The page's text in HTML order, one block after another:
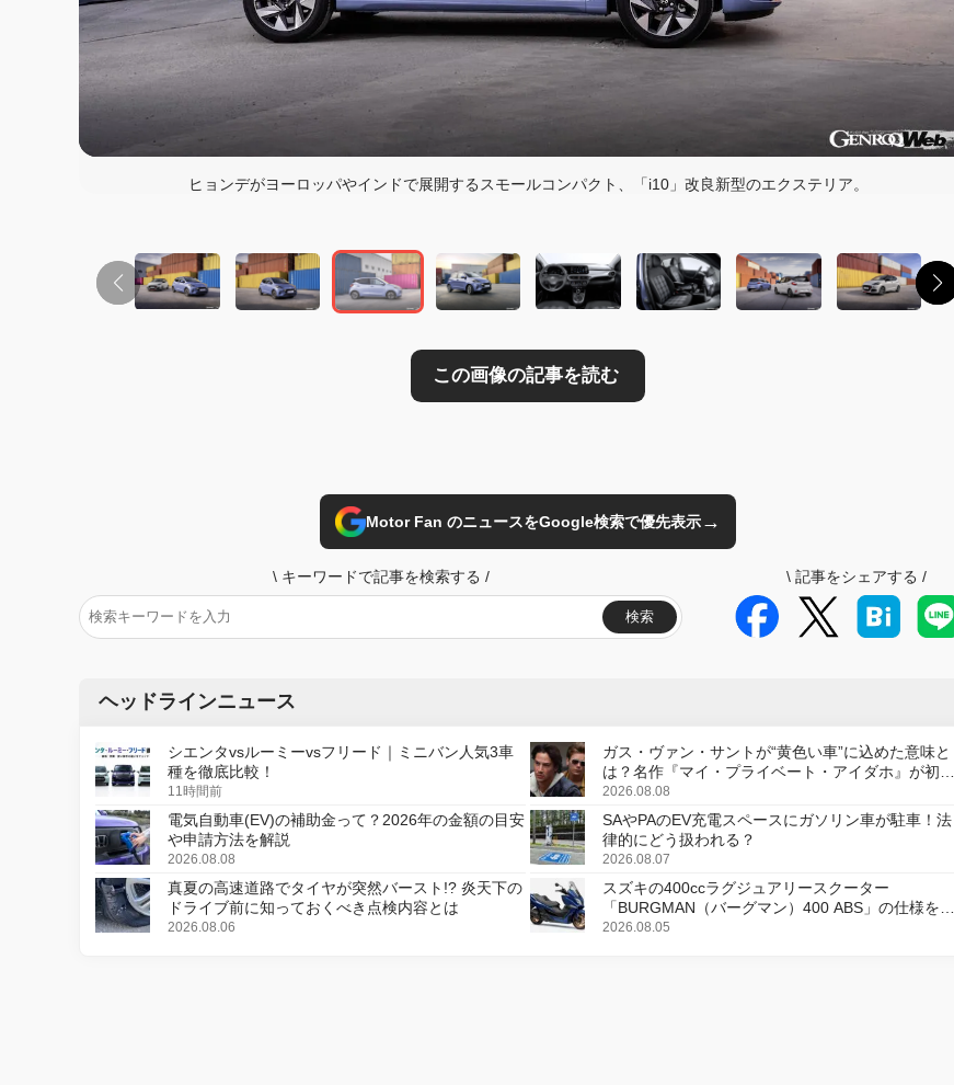
ヒョンデがヨーロッパやインドで展開するスモールコンパクト、「i10」改良新型のエクステリア。
Motor Fan のニュースをGoogle検索で優先表示→
\ キーワードで記事を検索する /
検索
\ 記事をシェアする /
ヘッドラインニュース
シエンタvsルーミーvsフリード｜ミニバン人気3車
種を徹底比較！
11時間前
ガス・ヴァン・サントが“黄色い車”に込めた意味と
は？名作『マイ・プライベート・アイダホ』が初の
デジタルリマスター版で復活
2026.08.08
電気自動車(EV)の補助金って？2026年の金額の目安
や申請方法を解説
2026.08.08
SAやPAのEV充電スペースにガソリン車が駐車！法
律的にどう扱われる？
2026.08.07
真夏の高速道路でタイヤが突然バースト!? 炎天下の
ドライブ前に知っておくべき点検内容とは
2026.08.06
スズキの400ccラグジュアリースクーター
「BURGMAN（バーグマン）400 ABS」の仕様を変
更し、8月18日に発売
2026.08.05